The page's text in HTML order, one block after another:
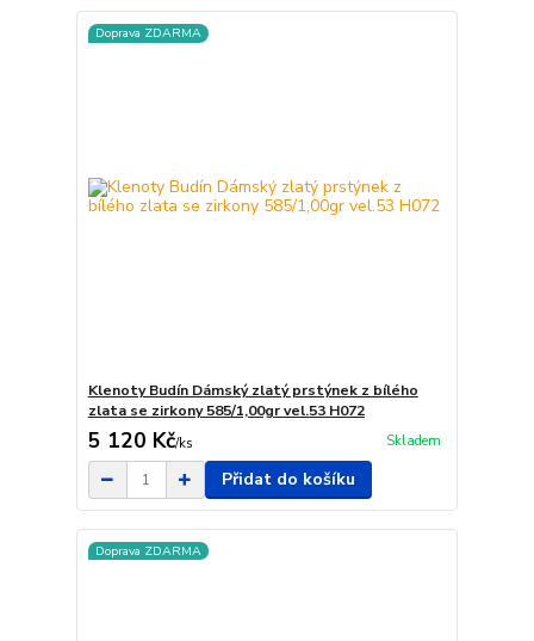
Doprava ZDARMA
Klenoty Budín Dámský zlatý prstýnek z bílého
zlata se zirkony 585/1,00gr vel.53 H072
5 120 Kč/ks Skladem
Přidat do košíku
Doprava ZDARMA